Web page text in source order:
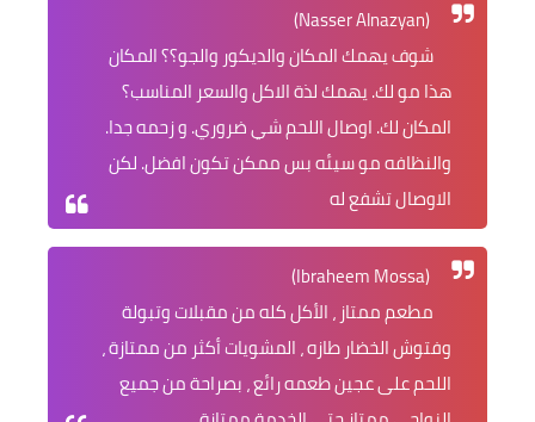
(Nasser Alnazyan)
شوف يهمك المكان والديكور والجو؟؟ المكان
هذا مو لك. يهمك لذة الاكل والسعر المناسب؟
المكان لك. اوصال اللحم شي ضروري. و زحمه جدا.
والنظافه مو سيئه بس ممكن تكون افضل. لكن
الاوصال تشفع له
(Ibraheem Mossa)
مطعم ممتاز ، الأكل كله من مقبلات وتبولة
وفتوش الخضار طازه ، المشويات أكثر من ممتازة ،
اللحم على عجين طعمه رائع ، بصراحة من جميع